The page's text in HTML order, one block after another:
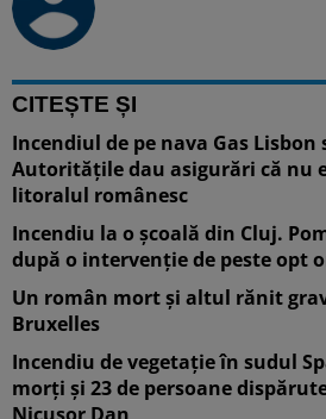
CITEȘTE ȘI
Incendiul de pe nava Gas
Autoritățile dau asigurări că nu
litoralul românesc
Incendiu la o școală din Cluj.
după o intervenție de peste opt
Un român mort şi altul rănit
Bruxelles
Incendiu de vegetație în sudul
morți și 23 de persoane